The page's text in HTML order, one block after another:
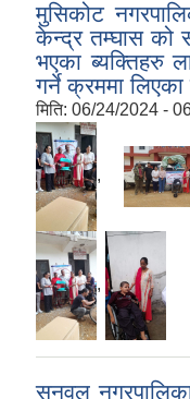
मुसिकोट
केन्द्र तम्घास को
भएका ब्यक्तिहरु
गर्ने क्रममा
मिति: 06/24/2024 -
,
,
सुनवल